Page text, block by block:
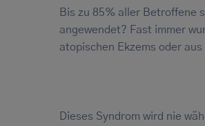
Bis zu 85% aller Betroffene
angewendet? Fast immer
atopischen Ekzems oder
Dieses Syndrom wird nie